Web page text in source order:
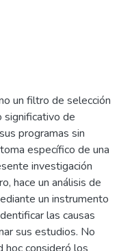
un filtro de selección
significativo de
programas sin
específico de una
investigación
hace un análisis de
un instrumento
las causas
sus estudios. No